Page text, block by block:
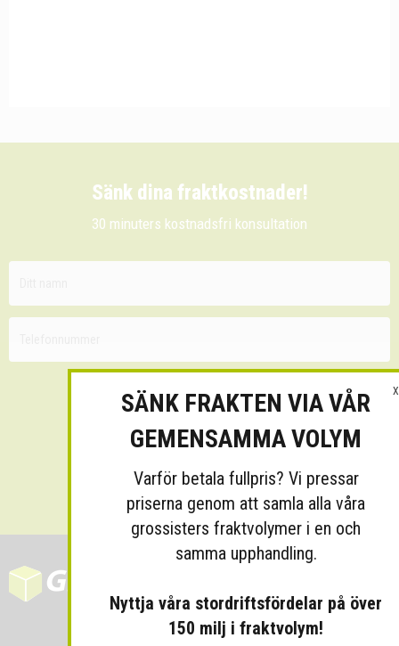
Sänk dina fraktkostnader!
30 minuters kostnadsfri konsultation
Skicka
X
SÄNK FRAKTEN VIA VÅR
GEMENSAMMA VOLYM
Varför betala fullpris? Vi pressar
priserna genom att samla alla våra
grossisters fraktvolymer i en och
samma upphandling.
Nyttja våra stordriftsfördelar på över
150 milj i fraktvolym!